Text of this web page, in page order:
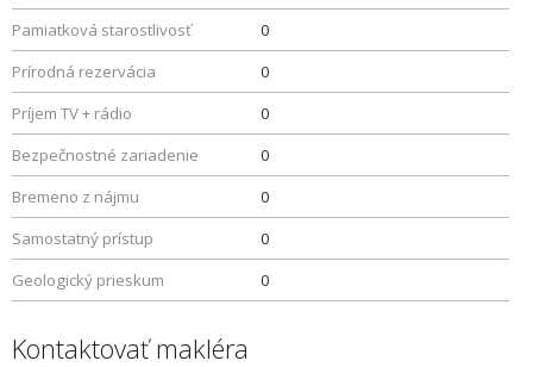
Pamiatková starostlivosť
0
Prírodná rezervácia
0
Príjem TV + rádio
0
Bezpečnostné zariadenie
0
Bremeno z nájmu
0
Samostatný prístup
0
Geologický prieskum
0
Kontaktovať makléra